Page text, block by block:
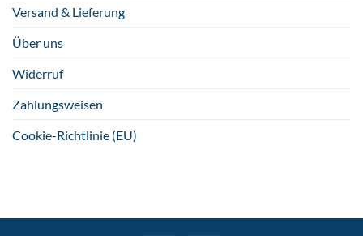
Versand & Lieferung
Über uns
Widerruf
Zahlungsweisen
Cookie-Richtlinie (EU)